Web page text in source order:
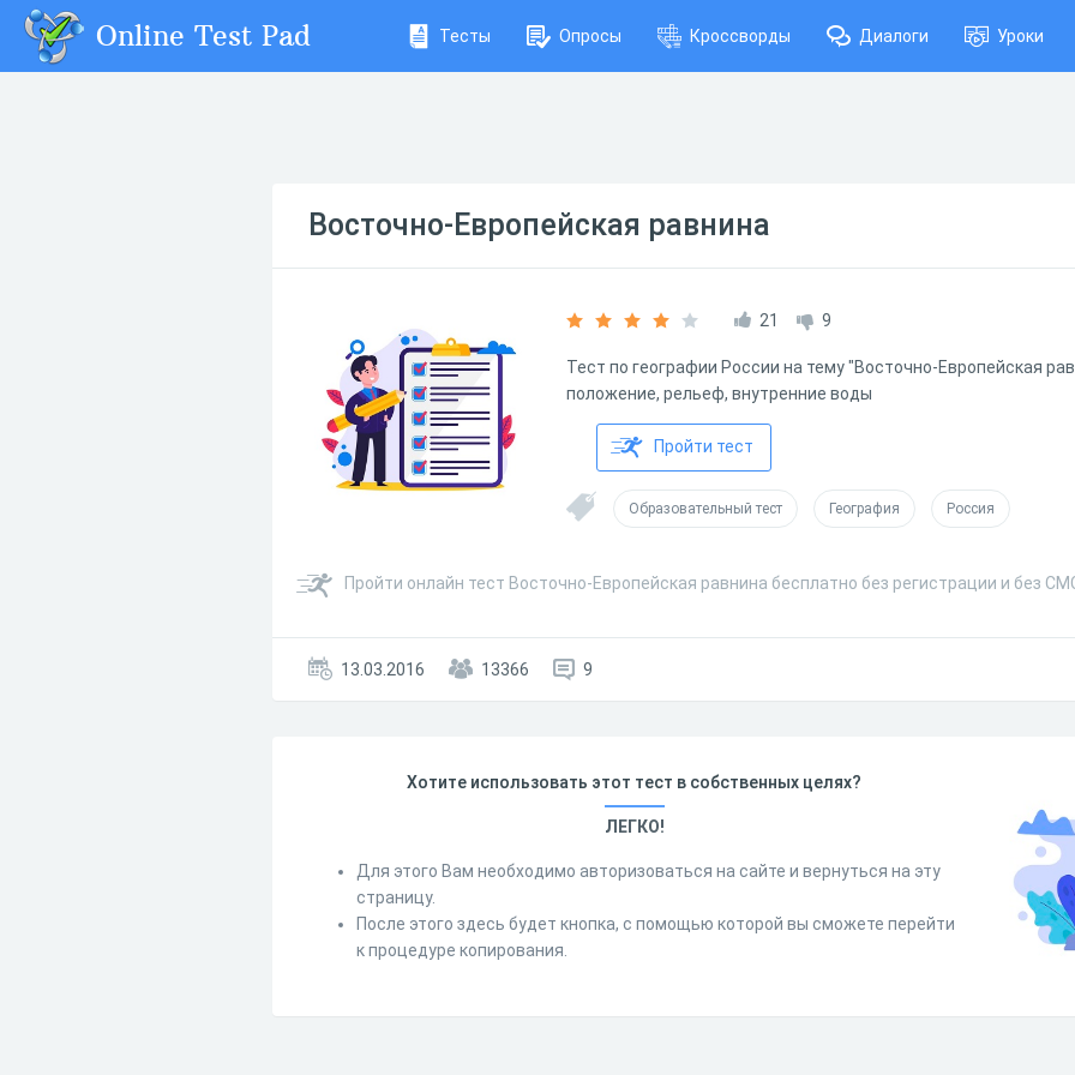
Online Test Pad Тесты Опросы Кроссворды Диалоги Уроки
Восточно-Европейская равнина
21 9
Тест по географии России на тему "Восточно-Европейская
положение, рельеф, внутренние воды
Пройти тест
Образовательный тест География Россия
Пройти онлайн тест Восточно-Европейская равнина бесплатно без регистрации и без
13.03.2016 13366 9
Хотите использовать этот тест в собственных целях?
ЛЕГКО!
Для этого Вам необходимо авторизоваться на сайте и вернуться на эту
страницу.
После этого здесь будет кнопка, с помощью которой вы сможете перейти
к процедуре копирования.